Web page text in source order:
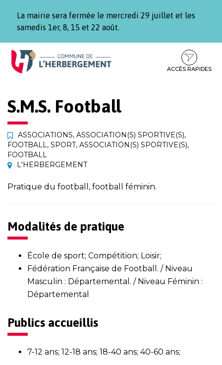
La mairie sera fermée le mercredi 29 juillet et les
samedis 1er, 8, 15 et 22 août.
Aller
Aller
contenu
Aller
pied
ACCÈS RAPIDES
S.M.S. Football
ASSOCIATIONS, ASSOCIATION(S) SPORTIVE(S),
FOOTBALL, SPORT, ASSOCIATION(S) SPORTIVE(S),
FOOTBALL
L'HERBERGEMENT
Pratique du football, football féminin.
Modalités de pratique
École de sport; Compétition; Loisir;
Fédération Française de Football. / Niveau
Masculin : Départemental. / Niveau Féminin :
Départemental
Publics accueillis
7-12 ans; 12-18 ans; 18-40 ans; 40-60 ans;